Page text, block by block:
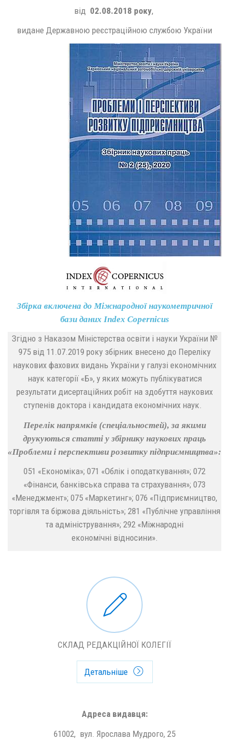
від 02.08.2018 року,
видане Державною реєстраційною службою України
Збірка включена до Міжнародної наукометричної
бази даних Index Copernicus
Згідно з Наказом Міністерства освіти і науки України №
975 від 11.07.2019 року збірник внесено до Переліку
наукових фахових видань України у галузі економічних
наук категорії «Б», у яких можуть публікуватися
результати дисертаційних робіт на здобуття наукових
ступенів доктора і кандидата економічних наук.
Перелік напрямків (спеціальностей), за якими
друкуються статті у збірнику наукових праць
«Проблеми і перспективи розвитку підприємництва»:
051 «Економіка»; 071 «Облік і оподаткування»; 072
«Фінанси, банківська справа та страхування»; 073
«Менеджмент»; 075 «Маркетинг»; 076 «Підприємництво,
торгівля та біржова діяльність»; 281 «Публічне управління
та адміністрування»; 292 «Міжнародні
економічні відносини».
СКЛАД РЕДАКЦІЙНОЇ КОЛЕГІЇ
Детальніше
Адреса видавця:
61002, вул. Ярослава Мудрого, 25